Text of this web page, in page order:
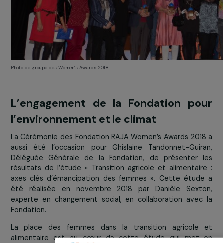
Photo de groupe des Women’s Awards 2018
L’engagement de la Fondation